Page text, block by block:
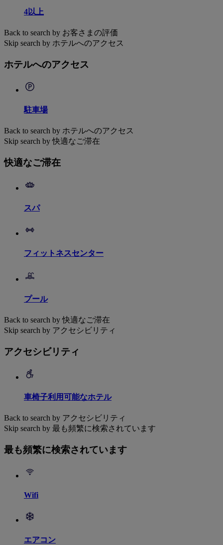
4以上
Back to search by お客さまの評価
Skip search by ホテルへのアクセス
ホテルへのアクセス
駐車場
Back to search by ホテルへのアクセス
Skip search by 快適なご滞在
快適なご滞在
スパ
フィットネスセンター
プール
Back to search by 快適なご滞在
Skip search by アクセシビリティ
アクセシビリティ
車椅子利用可能なホテル
Back to search by アクセシビリティ
Skip search by 最も頻繁に検索されています
最も頻繁に検索されています
Wifi
エアコン